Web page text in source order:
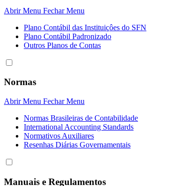
Abrir Menu Fechar Menu
Plano Contábil das Instituiçôes do SFN
Plano Contábil Padronizado
Outros Planos de Contas
Normas
Abrir Menu Fechar Menu
Normas Brasileiras de Contabilidade
International Accounting Standards
Normativos Auxiliares
Resenhas Diárias Governamentais
Manuais e Regulamentos